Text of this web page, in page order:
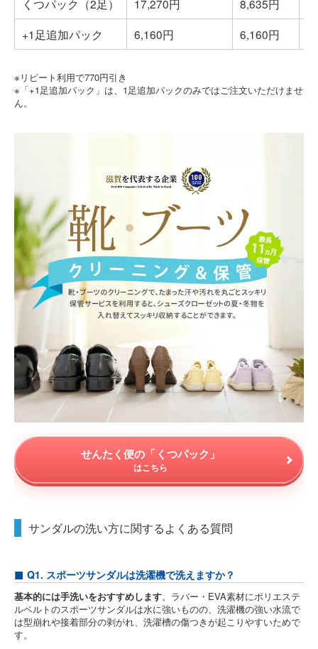
くつパック（2足）
17,270円 8,635円
+1足追加パック
6,160円 6,160円
※リピート利用で770円引き
※「+1足追加パック」は、1足追加パックのみではご注文いただけませ
ん。
せんたく便の「くつパック」
はこちら
サンダルの洗い方に関するよくある質問
Q1. スポーツサンダルは洗濯機で洗えますか？
基本的には手洗いをおすすめします。ラバー・EVA素材にポリエステ
ルベルトのスポーツサンダルは水に強いものの、洗濯機の強い水流で
は型崩れや接着部分の剥がれ、洗濯槽の傷つきが起こりやすいためで
す。